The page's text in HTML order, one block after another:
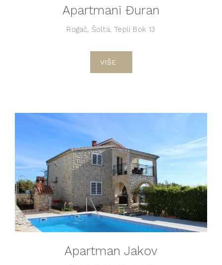
Apartmani Đuran
Rogač, Šolta, Tepli Bok 13
VIŠE
Apartman Jakov